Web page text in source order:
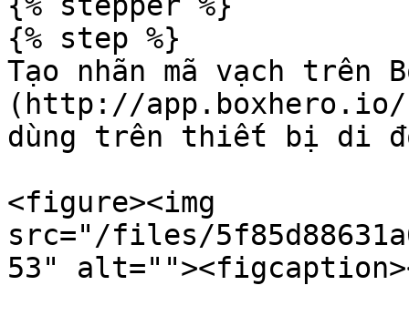
{% step %}
Tạo nhãn mã vạch trên
(http://
dùng trên thiết bị di
<figure><img
src="/files/
53"